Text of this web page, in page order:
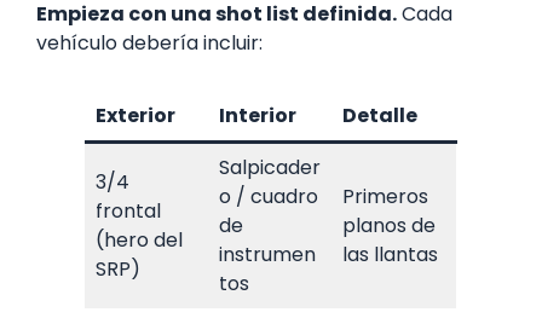
Empieza con una shot list definida.Cada
vehículo debería incluir:
Exterior Interior Detalle
3/4
frontal
(hero del
SRP)
Salpicader
o / cuadro
de
instrumen
tos
Primeros
planos de
las llantas